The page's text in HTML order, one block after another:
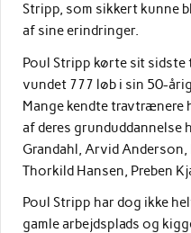
Stripp, som sikkert kunne
af sine erindringer.
Poul Stripp kørte sit sidste
vundet 777 løb i sin 50-
Mange kendte travtrænere
af deres grunduddannelse
Grandahl, Arvid Anderson,
Thorkild Hansen, Preben
Poul Stripp har dog ikke
gamle arbejdsplads og